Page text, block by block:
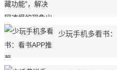
少玩手机多看书